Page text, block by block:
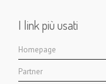
I link più usati
Homepage
Partner